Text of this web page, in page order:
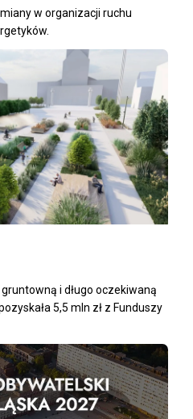
w organizacji ruchu
i długo oczekiwaną
5,5 mln zł z Funduszy